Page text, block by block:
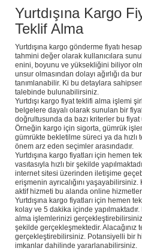
Yurtdışına Kargo
Teklif Alma
Yurtdışına kargo gönderme fiyatı
tahmini değer olarak kullanıcılara
enini, boyunu ve yüksekliğini biliyor
unsur olmasından dolayı ağırlığı da
tanımlanabilir. Ki bu detaylara
talebinde bulunabilirsiniz.
Yurtdışı kargo fiyat teklifi alma işlemi
belgelere dayalı olarak sunulan bir
doğrultusunda da bazı kriterler bu
Örneğin kargo için sigorta, gümrük
gümrükte bekletilme süreci ya da
önem arz eden seçimler arasındadır.
Yurtdışına kargo fiyatları için hemen
vasıtasıyla hızlı bir şekilde
internet sitesi üzerinden iletişime
erişmenin ayrıcalığını
aktif hizmeti bu alanda online hizmetler
Yurtdışına kargo fiyatları için hemen
kolay ve 5 dakika içinde
alma işlemlerinizi
şekilde gerçekleşmektedir.
gerçekleştirebilirsiniz. Potansiyelli bir
imkanlar dahilinde yararlanabilirsiniz.